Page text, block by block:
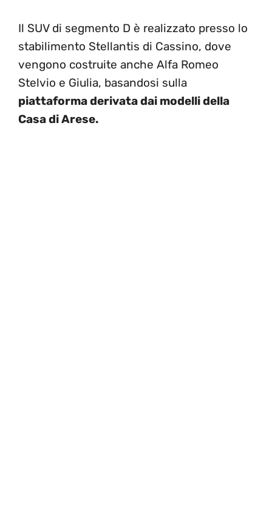
Il SUV di segmento D è realizzato presso lo
stabilimento Stellantis di Cassino, dove
vengono costruite anche Alfa Romeo
Stelvio e Giulia, basandosi sulla
piattaforma derivata dai modelli della
Casa di Arese.